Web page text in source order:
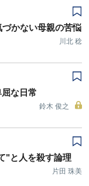
かない母親の苦悩
川北 稔
な日常
鈴木 俊之
"と人を殺す論理
片田 珠美